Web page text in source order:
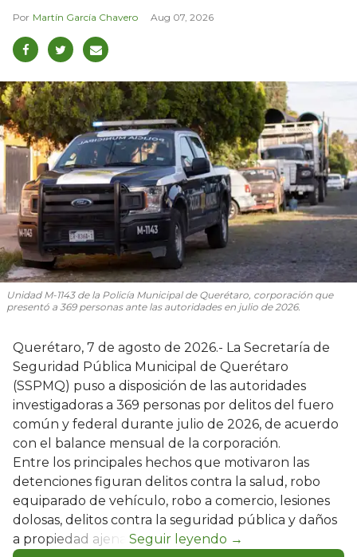
Martín García Chavero Aug 07, 2026
Unidad M-1143 de la Policía Municipal de Querétaro, corporación que
presentó a 369 personas ante las autoridades en julio de 2026.
Querétaro, 7 de agosto de 2026.- La Secretaría de
Seguridad Pública Municipal de Querétaro
(SSPMQ) puso a disposición de las autoridades
investigadoras a 369 personas por delitos del fuero
común y federal durante julio de 2026, de acuerdo
con el balance mensual de la corporación.
Entre los principales hechos que motivaron las
detenciones figuran delitos contra la salud, robo
equiparado de vehículo, robo a comercio, lesiones
dolosas, delitos contra la seguridad pública y daños
a propiedad ajena.